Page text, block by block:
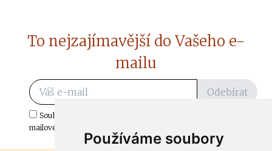
Používáme soubory
To nejzajímavější do Vašeho e-
mailu
Odebírat
Souhlasím s odběrem důležitých zpráv ze ČtiDoma.cz do mé e-
mailové schránky.